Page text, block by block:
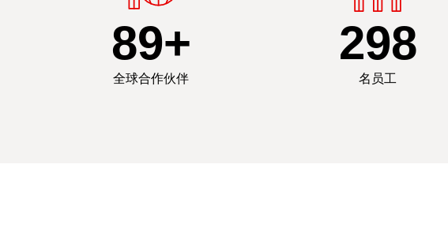
90+
全球合作伙伴
300
名员工